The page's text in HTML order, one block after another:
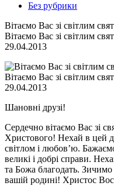
Без рубрики
Вітаємо Вас зі світлим
Вітаємо Вас зі світлим
29.04.2013
Вітаємо Вас зі світлим
29.04.2013
Шановні друзі!
Сердечно вітаємо Вас зі
Христового! Нехай в цей
світлом і любов’ю.
великі і добрі справи.
та Божа благодать.
вашій родині! Христос